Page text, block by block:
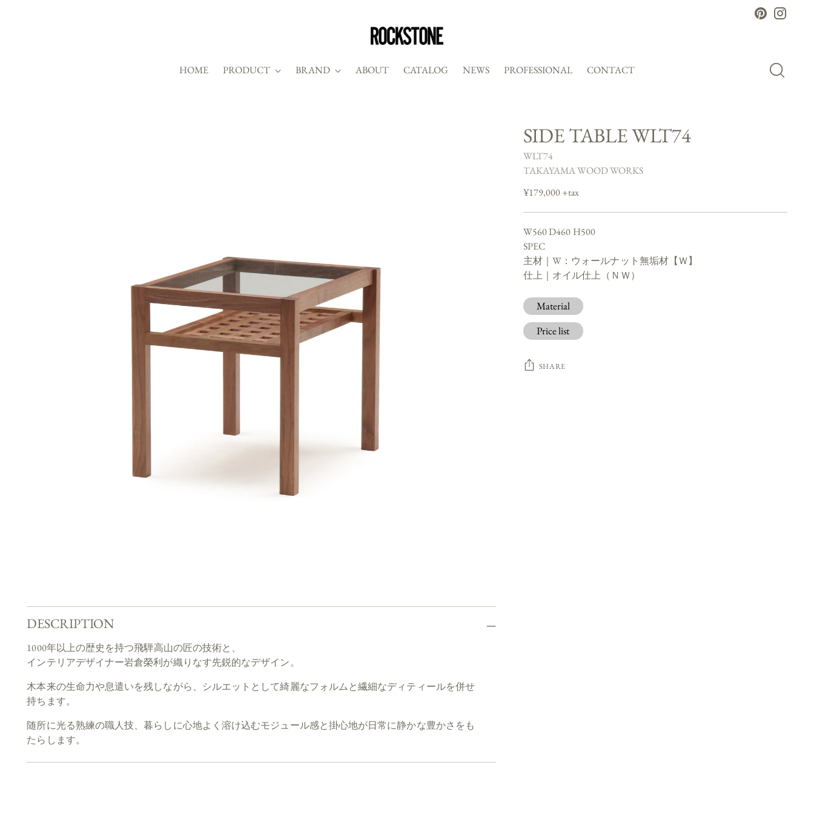
HOME PRODUCT BRAND ABOUT CATALOG NEWS PROFESSIONAL CONTACT
DESCRIPTION
1000年以上の歴史を持つ飛騨高山の匠の技術と、
インテリアデザイナー岩倉榮利が織りなす先鋭的なデザイン。
木本来の生命力や息遣いを残しながら、シルエットとして綺麗なフォルムと繊細なディティールを併せ
持ちます。
随所に光る熟練の職人技、暮らしに心地よく溶け込むモジュール感と掛心地が日常に静かな豊かさをも
たらします。
SIDE TABLE WLT74
WLT74
TAKAYAMA WOOD WORKS
Regular
¥179,000 +tax
W560 D460 H500
SPEC
主材｜W：ウォールナット無垢材【Ｗ】
仕上｜オイル仕上（ＮＷ）
Material
Price list
SHARE